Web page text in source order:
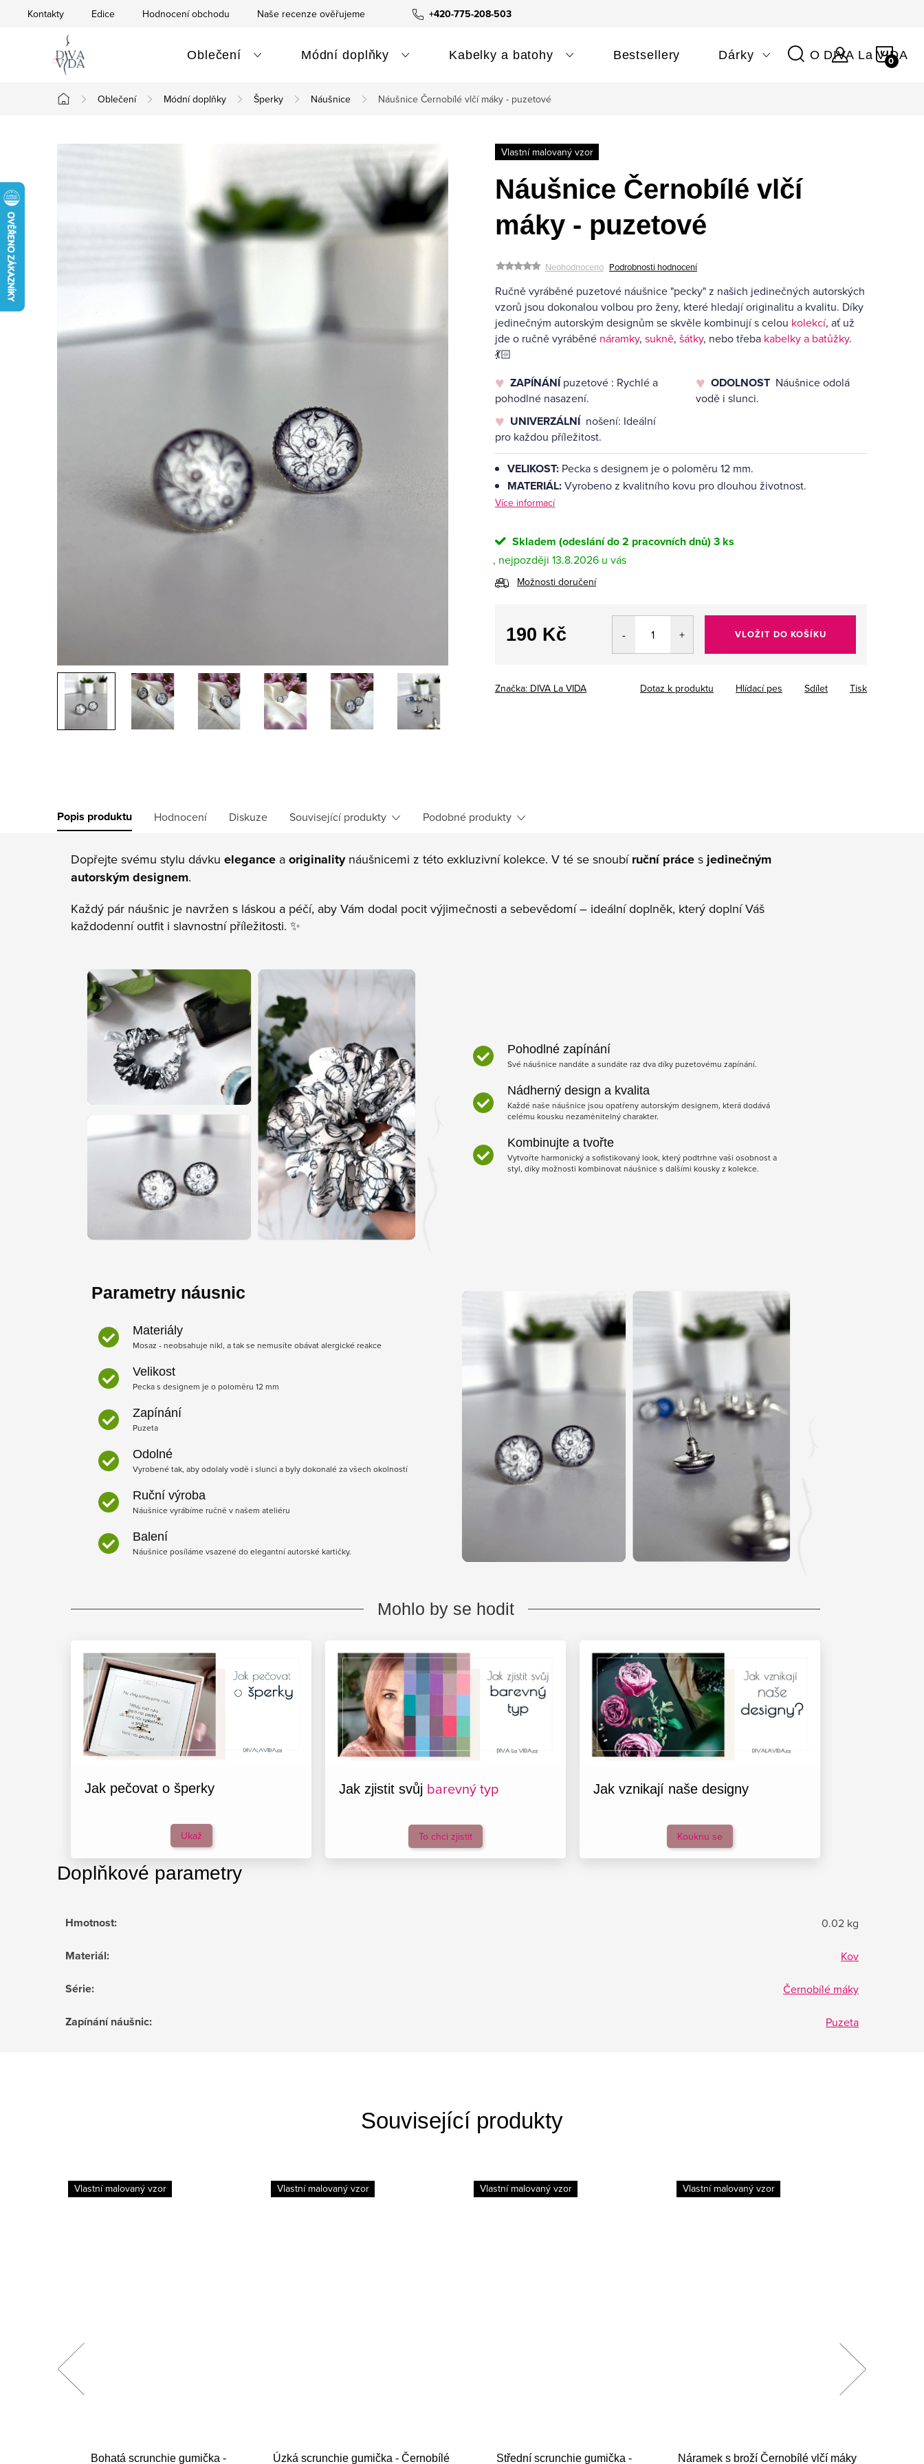
+420-775-208-503
Kontakty Edice Hodnocení obchodu Naše recenze ověřujeme
Oblečení Módní doplňky Kabelky a batohy Bestsellery Dárky O DIVA La VIDA
Domů
Oblečení Módní doplňky Šperky Náušnice Náušnice Černobílé vlčí máky - puzetové
Vlastní malovaný vzor
Náušnice Černobílé vlčí
máky - puzetové
Neohodnoceno Podrobnosti hodnocení
Ručně vyráběné puzetové náušnice "pecky" z našich jedinečných autorských
vzorů jsou dokonalou volbou pro ženy, které hledají originalitu a kvalitu. Díky
jedinečným autorským designům se skvěle kombinují s celou kolekcí, ať už
jde o ručně vyráběné náramky, sukně, šátky, nebo třeba kabelky a batůžky.
💃🏻
ZAPÍNÁNÍpuzetové : Rychlé a
pohodlné nasazení.
ODOLNOST Náušnice odolá
vodě i slunci.
UNIVERZÁLNÍ nošení: Ideální
pro každou příležitost.
VELIKOST:Pecka s designem je o poloměru 12 mm.
MATERIÁL:Vyrobeno z kvalitního kovu pro dlouhou životnost.
Více informací
Skladem (odeslání do 2 pracovních dnů) 3 ks
13.8.2026
Možnosti doručení
190 Kč VLOŽIT DO KOŠÍKU
Značka: DIVA La VIDA Tisk
Dotaz k produktu Hlídací pes Sdílet
Popis produktu Hodnocení Diskuze Související produkty Podobné produkty
Dopřejte svému stylu dávku elegance a originalitynáušnicemi z této exkluzivní kolekce. V té se snoubíruční práce s jedinečným
autorským designem.
Každý pár náušnic je navržen s láskou a péčí, aby Vám dodal pocit výjimečnosti a sebevědomí – ideální doplněk, který doplní Váš
každodenní outfit i slavnostní příležitosti. ✨
Pohodlné zapínání
Své náušnice nandáte a sundáte raz dva díky puzetovému zapínání.
Nádherný design a kvalita
Každé naše náušnice jsou opatřeny autorským designem, která dodává
celému kousku nezaměnitelný charakter.
Kombinujte a tvořte
Vytvořte harmonický a sofistikovaný look, který podtrhne vaši osobnost a
styl, díky možnosti kombinovat náušnice s dalšími kousky z kolekce.
Parametry náusnic
Materiály
Mosaz - neobsahuje nikl, a tak se nemusíte obávat alergické reakce
Velikost
Pecka s designem je o poloměru 12 mm
Zapínání
Puzeta
Odolné
Vyrobené tak, aby odolaly vodě i slunci a byly dokonalé za všech okolností
Ruční výroba
Náušnice vyrábíme ručně v našem ateliéru
Balení
Náušnice posíláme vsazené do elegantní autorské kartičky.
Mohlo by se hodit
Jak pečovat o šperky
Ukaž
Jak zjistit svůj barevný typ
To chci zjistit
Jak vznikají naše designy
Kouknu se
Doplňkové parametry
Hmotnost: 0.02 kg
Materiál: Kov
Série: Černobílé máky
Zapínání náušnic: Puzeta
Související produkty
Vlastní malovaný vzor
Bohatá scrunchie gumička -
Vlastní malovaný vzor
Úzká scrunchie gumička - Černobílé
Vlastní malovaný vzor
Střední scrunchie gumička -
Vlastní malovaný vzor
Náramek s broží Černobílé vlčí máky